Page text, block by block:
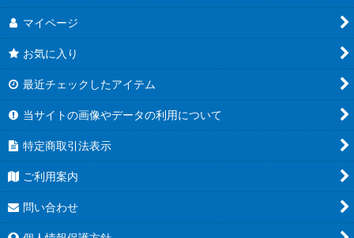
マイページ
お気に入り
最近チェックしたアイテム
当サイトの画像やデータの利用について
特定商取引法表示
ご利用案内
問い合わせ